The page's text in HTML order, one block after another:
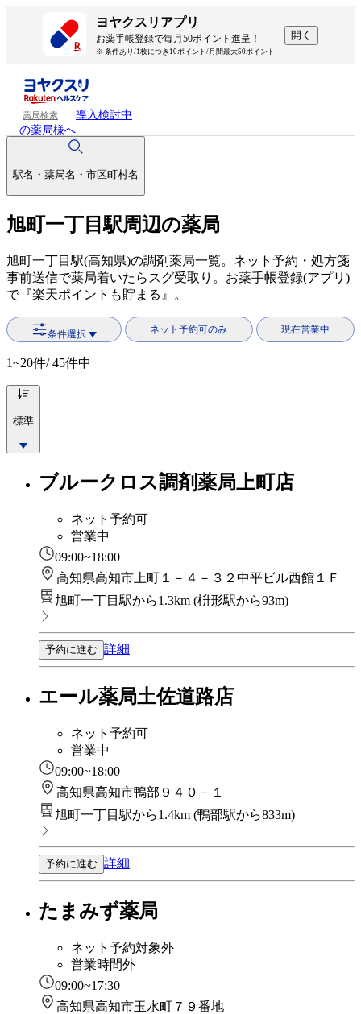
ヨヤクスリアプリ
お薬手帳登録で毎月50ポイント進呈！
※ 条件あり/1枚につき10ポイント/月間最大50ポイント
開く
薬局検索
導入検討中
の薬局様へ
駅名・薬局名・市区町村名
旭町一丁目駅周辺の薬局
旭町一丁目駅(高知県)の調剤薬局一覧。ネット予約・処方箋
事前送信で薬局着いたらスグ受取り。お薬手帳登録(アプリ)
で『楽天ポイントも貯まる』。
条件選択 ネット予約可のみ 現在営業中
1~20件/ 45件中
標準
ブルークロス調剤薬局上町店
ネット予約可
営業中
09:00~18:00
高知県高知市上町１－４－３２中平ビル西館１Ｆ
旭町一丁目駅から1.3km (枡形駅から93m)
予約に進む 詳細
エール薬局土佐道路店
ネット予約可
営業中
09:00~18:00
高知県高知市鴨部９４０－１
旭町一丁目駅から1.4km (鴨部駅から833m)
予約に進む 詳細
たまみず薬局
ネット予約対象外
営業時間外
09:00~17:30
高知県高知市玉水町７９番地